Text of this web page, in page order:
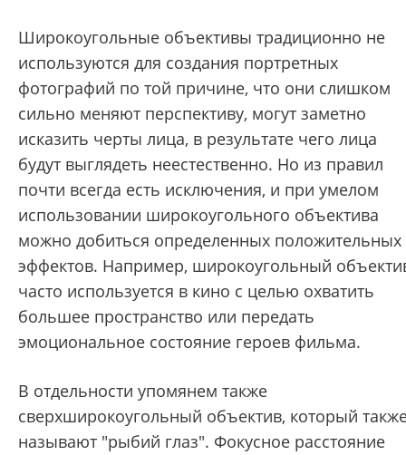
Широкоугольные объективы традиционно не
используются для создания портретных
фотографий по той причине, что они слишком
сильно меняют перспективу, могут заметно
исказить черты лица, в результате чего лица
будут выглядеть неестественно. Но из правил
почти всегда есть исключения, и при умелом
использовании широкоугольного объектива
можно добиться определенных положительных
эффектов. Например, широкоугольный
часто используется в кино с целью охватить
большее пространство или передать
эмоциональное состояние героев фильма.
В отдельности упомянем также
сверхширокоугольный объектив, который
называют "рыбий глаз". Фокусное расстояние